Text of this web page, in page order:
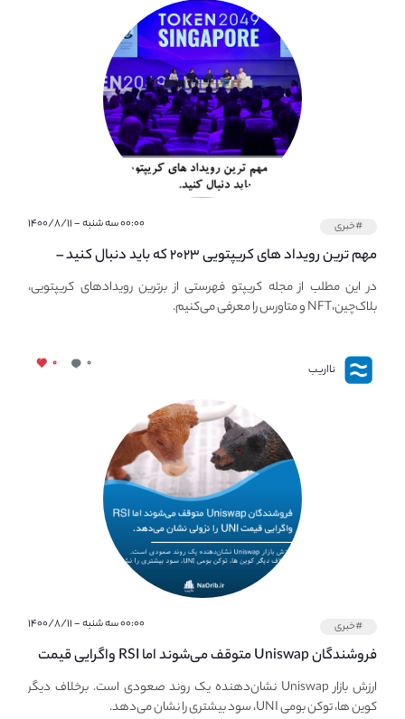
#خبری ۰۰:۰۰ سه شنبه - ۱۴۰۰/۸/۱۱
مهم ترین رویداد های کریپتویی ۲۰۲۳ که باید دنبال کنید –
معرفی بهترین رویداد های جهانی
در این مطلب از مجله کریپتو فهرستی از برترین رویدادهای کریپتویی،
بلاک‌چین،NFT و متاورس را معرفی می‌کنیم.
نااریب ۰ ۰
#خبری ۰۰:۰۰ سه شنبه - ۱۴۰۰/۸/۱۱
فروشندگان Uniswap متوقف می‌شوند اما RSI واگرایی قیمت
UNI نزولی را توسعه می‌دهد.
ارزش بازار Uniswap نشان‌دهنده یک روند صعودی است. برخلاف دیگر
کوین ها، توکن بومی UNI، سود بیشتری را نشان می‌دهد.